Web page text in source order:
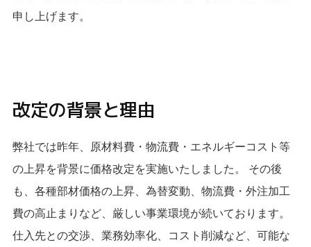
申し上げます。
改定の背景と理由
弊社では昨年、原材料費・物流費・エネルギーコスト等
の上昇を背景に価格改定を実施いたしました。 その後
も、各種部材価格の上昇、為替変動、物流費・外注加工
費の高止まりなど、厳しい事業環境が続いております。
仕入先との交渉、業務効率化、コスト削減など、可能な